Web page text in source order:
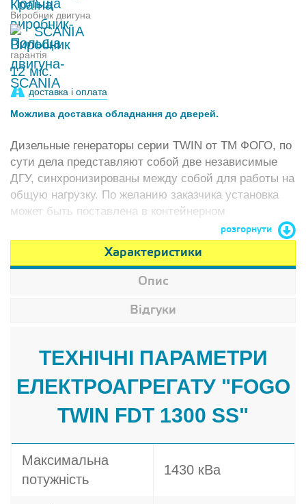
Виробник двигуна
SCANIA
гарантія
12 міс.
доставка і оплата
Можлива доставка обладнання до дверей.
Дизельные генераторы серии TWIN от ТМ ФОГО, по
сути дела представляют собой две независимые
ДГУ, синхронизированы между собой для работы на
общую нагрузку. По желанию заказчика установка
может быть поставлена в контейнерном
исполнении, или смонтирована на раме.розгорнути
Характеристики
Опис
Відгуки
ТЕХНІЧНІ ПАРАМЕТРИ
ЕЛЕКТРОАГРЕГАТУ "FOGO
TWIN FDT 1300 SS"
Максимальна
потужність
1430 кВа